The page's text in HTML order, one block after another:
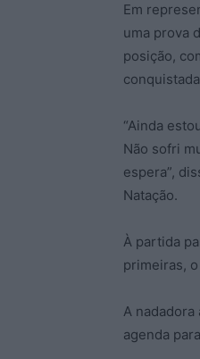
Em
uma prova
posição,
“Ainda
Não sofri
espera”,
Natação.
À partida
primeiras,
A
agenda